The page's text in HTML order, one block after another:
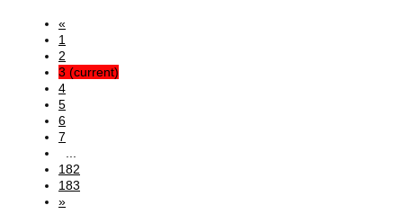
«
1
2
3 (current)
4
5
6
7
182
183
»